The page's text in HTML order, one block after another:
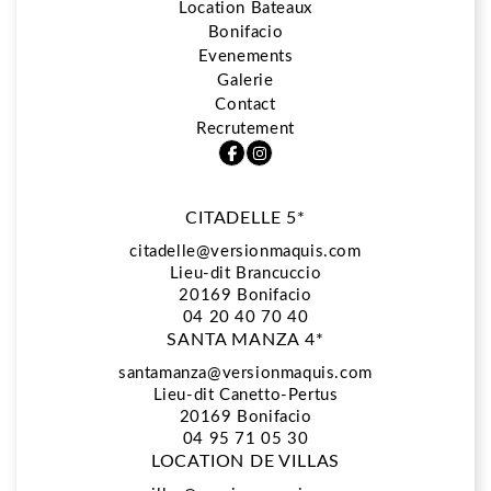
5*
Restaurant La Vista
Spa Biologique Recherche
Location Bateaux
Bonifacio
Location Bateaux
Bonifacio
Evenements
Galerie
Contact
Recrutement
CITADELLE 5*
citadelle@versionmaquis.com
Lieu-dit Brancuccio
20169 Bonifacio
04 20 40 70 40
SANTA MANZA 4*
santamanza@versionmaquis.com
Lieu-dit Canetto-Pertus
20169 Bonifacio
04 95 71 05 30
LOCATION DE VILLAS